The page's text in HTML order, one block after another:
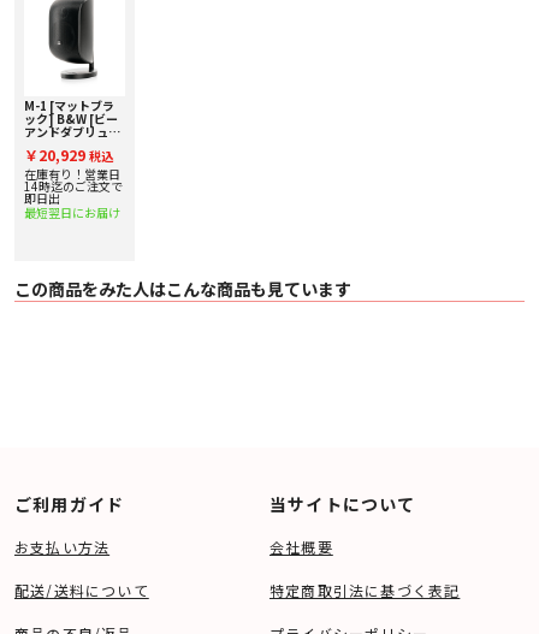
M-1 [マットブラ
ック] B&W [ビー
アンドダブリュ]
カー [1台] 下取り
査定額20%アップ
実施中！
￥20,929 税込
在庫有り！営業日
14時迄のご注文で
即日出
最短翌日にお届け
この商品をみた人はこんな商品も見ています
ご利用ガイド
お支払い方法
配送/送料について
当サイトについて
会社概要
特定商取引法に基づく表記